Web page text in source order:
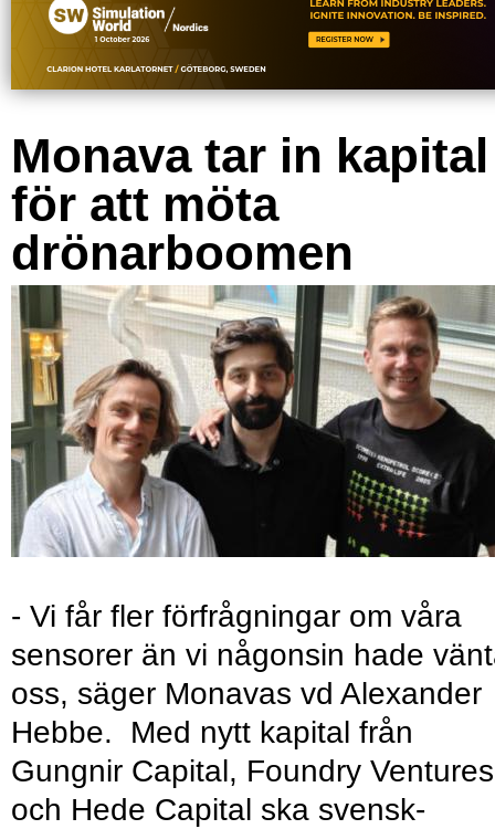
Monava tar in kapital
för att möta
drönarboomen
- Vi får fler förfrågningar om våra
sensorer än vi någonsin hade
oss, säger Monavas vd Alexander
Hebbe. Med nytt kapital från
Gungnir Capital, Foundry Ventures
och Hede Capital ska svensk-